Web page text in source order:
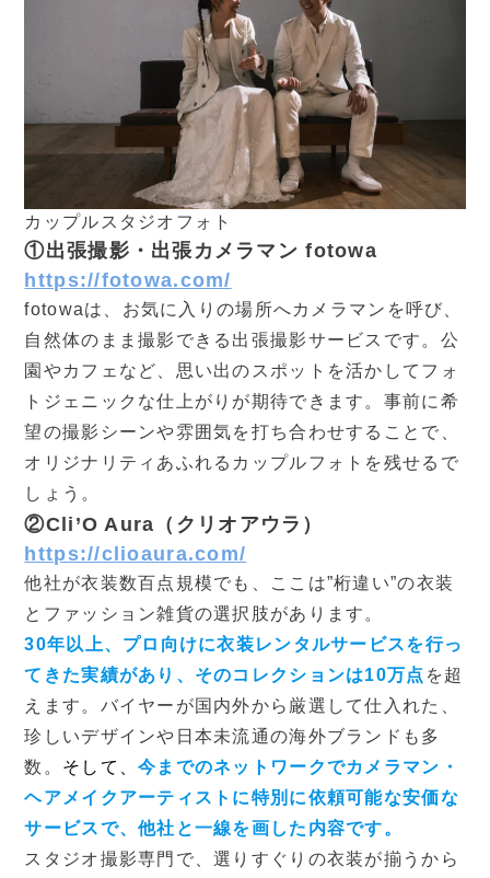
カップルスタジオフォト
①出張撮影・出張カメラマン fotowa
https://fotowa.com/
fotowaは、お気に入りの場所へカメラマンを呼び、
自然体のまま撮影できる出張撮影サービスです。公
園やカフェなど、思い出のスポットを活かしてフォ
トジェニックな仕上がりが期待できます。事前に希
望の撮影シーンや雰囲気を打ち合わせすることで、
オリジナリティあふれるカップルフォトを残せるで
しょう。
②Cli’O Aura（クリオアウラ）
https://clioaura.com/
他社が衣装数百点規模でも、ここは”桁違い”の衣装
とファッション雑貨の選択肢があります。
30年以上、プロ向けに衣装レンタルサービスを行っ
てきた実績があり、そのコレクションは10万点 を超
えます。バイヤーが国内外から厳選して仕入れた、
珍しいデザインや日本未流通の海外ブランドも多
数。 そして、今までのネットワークでカメラマン・
ヘアメイクアーティストに特別に依頼可能な安価な
サービスで、他社と一線を画した内容です。
スタジオ撮影専門で、選りすぐりの衣装が揃うから